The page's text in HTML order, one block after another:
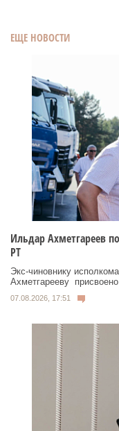
ЕЩЕ НОВОСТИ
Ильдар Ахметгареев
РТ
Экс‑чиновнику
Ахметгарееву
07.08.2026, 17:51